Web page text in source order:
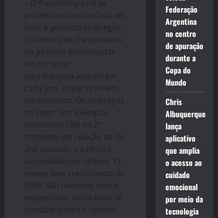
– O franchising está se
profissionalizando cada vez
mais e gerando empregos.
O número de franqueados
ou pessoas interessadas
em comprar
uma franquia aumenta a
cada ano, o que se reflete
em números. Os empregos
no setor, por exemplo,
cresceram 10% no 2ª
trimestre em relação ao do
ano passado e a receita
acumulada nos últimos 12
meses teve crescimento de
6,9%. São números muito
expressivos, ainda mais se
considerarmos o cenário
Federação
Argentina
no centro
de apuração
durante a
Copa do
Mundo
Chris
Albuquerque
lança
aplicativo
que amplia
o acesso ao
cuidado
emocional
por meio da
tecnologia